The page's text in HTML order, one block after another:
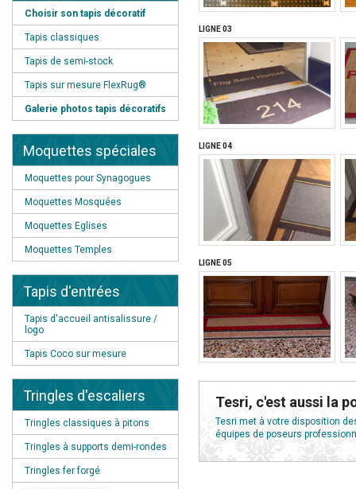
LIGNE 03
LIGNE 04
LIGNE 05
Tesri, c'est aussi la
Tesri met à votre disposition
équipes de poseurs
Choisir son tapis décoratif
Tapis classiques
Tapis de semi-stock
Tapis sur mesure FlexRug®
Galerie photos tapis décoratifs
Moquettes spéciales
Moquettes pour Synagogues
Moquettes Mosquées
Moquettes Eglises
Moquettes Temples
Tapis d'entrées
Tapis d'accueil antisalissure /
logo
Tapis Coco sur mesure
Tringles d'escaliers
Tringles classiques à pitons
Tringles à supports demi-rondes
Tringles fer forgé